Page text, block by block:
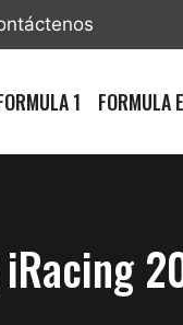
1 FORMULA E